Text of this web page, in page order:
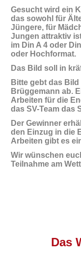
Gesucht wird ein
das sowohl für
Jüngere, für
Jungen attraktiv
im Din A 4 oder
oder Hochformat.
Das Bild soll in
Bitte gebt das Bild
Brüggemann ab.
Arbeiten für die
das SV-Team das
Der Gewinner
den Einzug in die
Arbeiten gibt es
Wir wünschen
Teilnahme am
Das